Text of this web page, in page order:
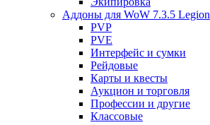
Аддоны для WoW 7.3.5 Legion
PVP
PVE
Интерфейс и сумки
Рейдовые
Карты и квесты
Аукцион и торговля
Профессии и другие
Классовые